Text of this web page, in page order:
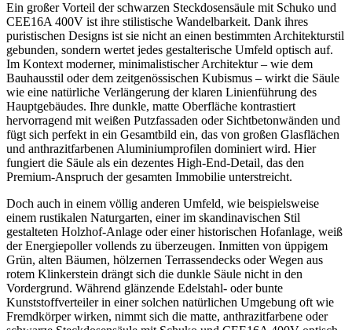
Ein großer Vorteil der schwarzen Steckdosensäule mit Schuko und
CEE16A 400V ist ihre stilistische Wandelbarkeit. Dank ihres
puristischen Designs ist sie nicht an einen bestimmten Architekturstil
gebunden, sondern wertet jedes gestalterische Umfeld optisch auf.
Im Kontext moderner, minimalistischer Architektur – wie dem
Bauhausstil oder dem zeitgenössischen Kubismus – wirkt die Säule
wie eine natürliche Verlängerung der klaren Linienführung des
Hauptgebäudes. Ihre dunkle, matte Oberfläche kontrastiert
hervorragend mit weißen Putzfassaden oder Sichtbetonwänden und
fügt sich perfekt in ein Gesamtbild ein, das von großen Glasflächen
und anthrazitfarbenen Aluminiumprofilen dominiert wird. Hier
fungiert die Säule als ein dezentes High-End-Detail, das den
Premium-Anspruch der gesamten Immobilie unterstreicht.
Doch auch in einem völlig anderen Umfeld, wie beispielsweise
einem rustikalen Naturgarten, einer im skandinavischen Stil
gestalteten Holzhof-Anlage oder einer historischen Hofanlage, weiß
der Energiepoller vollends zu überzeugen. Inmitten von üppigem
Grün, alten Bäumen, hölzernen Terrassendecks oder Wegen aus
rotem Klinkerstein drängt sich die dunkle Säule nicht in den
Vordergrund. Während glänzende Edelstahl- oder bunte
Kunststoffverteiler in einer solchen natürlichen Umgebung oft wie
Fremdkörper wirken, nimmt sich die matte, anthrazitfarbene oder